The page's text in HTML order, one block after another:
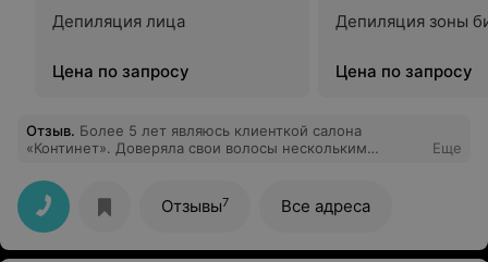
Депиляция лица
Цена по запросу
Депиляция зоны
Цена по запросу
Отзыв. Более 5 лет являюсь клиенткой салона
«Континет». Доверяла свои волосы нескольким
НАТАЛЬЕ! Я стала её постоянным клиентом. У меня
были безжизненные волосы, никак не могла отрастить.
Наталья помогла отрастить длинные здоровые волосы,
шикарного цвета, научила правильно ухаживать за
волосами и подбирать косметику по уходу. Как от
Еще
Отзывы7 Все адреса